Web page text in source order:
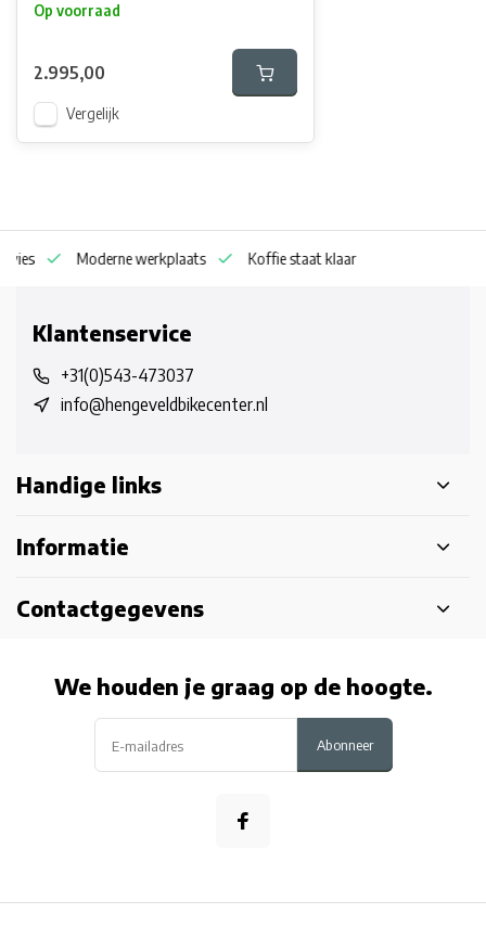
Op voorraad
2.995,00
Vergelijk
Moderne werkplaats Koffie staat klaar
Klantenservice
+31(0)543-473037
info@hengeveldbikecenter.nl
Handige links
Informatie
Contactgegevens
We houden je graag op de hoogte.
Abonneer